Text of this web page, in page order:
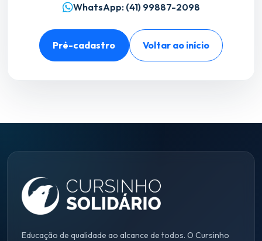
WhatsApp: (41) 99887-2098
Pré-cadastro Voltar ao início
Educação de qualidade ao alcance de todos. O Cursinho